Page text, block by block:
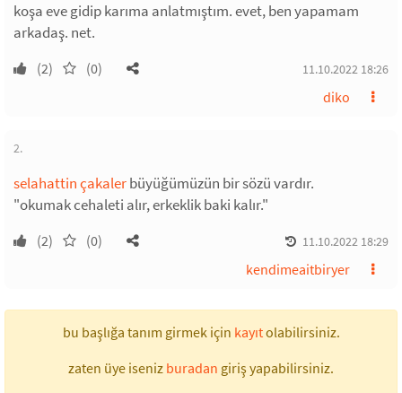
koşa eve gidip karıma anlatmıştım. evet, ben yapamam
arkadaş. net.
(2) (0) 11.10.2022 18:26
diko
2.
selahattin çakalerbüyüğümüzün bir sözü vardır.
"okumak cehaleti alır, erkeklik baki kalır."
(2) (0) 11.10.2022 18:29
kendimeaitbiryer
bu başlığa tanım girmek için kayıtolabilirsiniz.
zaten üye iseniz buradan giriş yapabilirsiniz.